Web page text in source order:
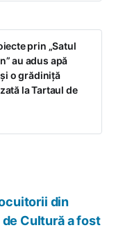
prin „Satul
au adus apă
o grădiniță
la Tartaul de
din
Cultură a fost